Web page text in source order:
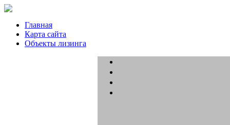
Главная
Карта сайта
Объекты лизинга